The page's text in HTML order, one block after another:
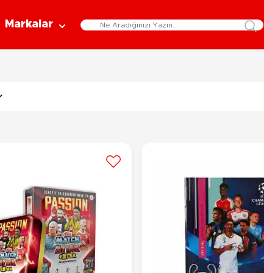
Oyunlar
Arkadaş - Aile Kutu Oyunları
Çocuk Kutu Oyunları
Eğitici Oyunlar
Oyuncak Bebek Aksesuarları
Oyuncak Bebek Setleri
Kozmetik ve Aksesuar
Kozmetik ve Güzellik Setleri
6-9 Yaş
Markalar